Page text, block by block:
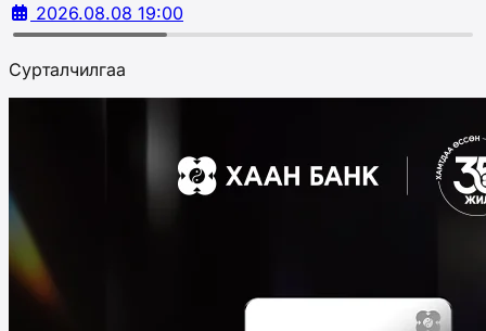
2026.08.08 19:00
Сурталчилгаа